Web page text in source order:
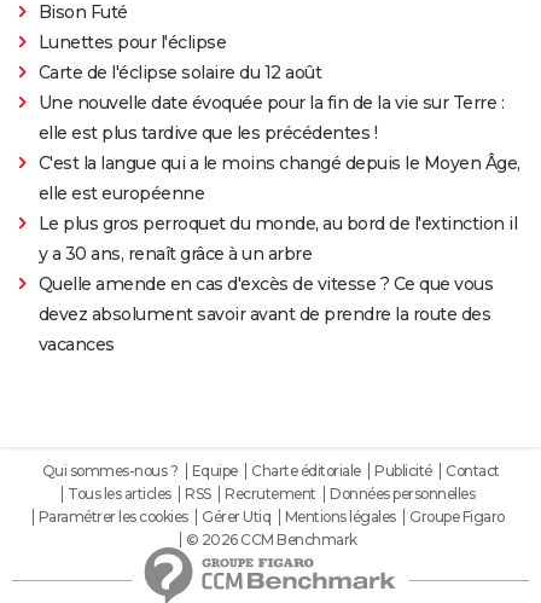
Bison Futé
Lunettes pour l'éclipse
Carte de l'éclipse solaire du 12 août
Une nouvelle date évoquée pour la fin de la vie sur Terre :
elle est plus tardive que les précédentes !
C'est la langue qui a le moins changé depuis le Moyen Âge,
elle est européenne
Le plus gros perroquet du monde, au bord de l'extinction il
y a 30 ans, renaît grâce à un arbre
Quelle amende en cas d'excès de vitesse ? Ce que vous
devez absolument savoir avant de prendre la route des
vacances
Qui sommes-nous ? Equipe Charte éditoriale Publicité
Contact
Tous les articles
RSS Recrutement
Données personnelles
Paramétrer les cookies
Gérer Utiq Mentions légales
Groupe Figaro
© 2026 CCM Benchmark